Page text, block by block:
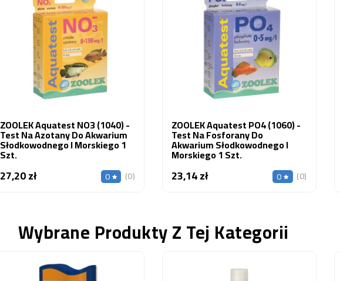
ZOOLEK Aquatest NO3 (1040) -
Test Na Azotany Do Akwarium
Słodkowodnego I Morskiego 1
Szt.
27,20 złCena 0 (0)
ZOOLEK Aquatest PO4 (1060) -
Test Na Fosforany Do
Akwarium Słodkowodnego I
Morskiego 1 Szt.
23,14 złCena 0 (0)
Wybrane Produkty Z Tej Kategorii